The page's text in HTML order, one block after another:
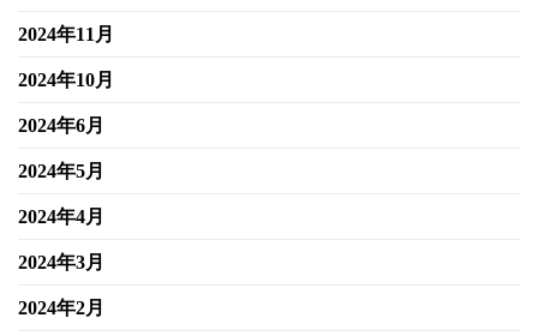
2024年11月
2024年10月
2024年6月
2024年5月
2024年4月
2024年3月
2024年2月